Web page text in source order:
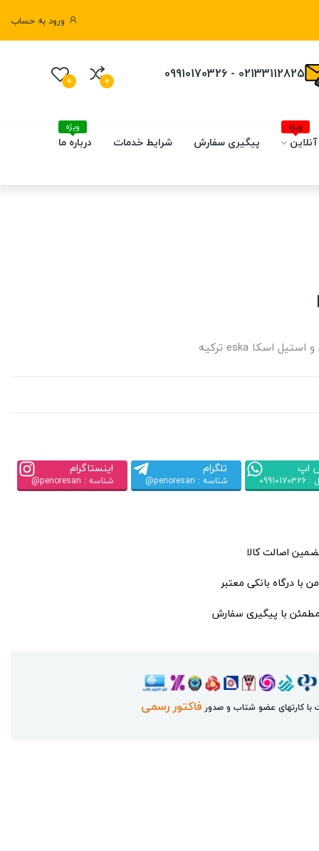
ورود به حساب
02133112825 - 09910170326
0
0
ویژه
پیگیری سفارش شرایط خدمات درباره ما
ویژه
اپ تلگرام
شناسه : penoresan@
اینستاگرام
شناسه : penoresan@
اصالت کالا
با درگاه بانکی معتبر
با پیگیری سفارش
با کارتهای عضو شتاب و صدور فاکتور رسمی